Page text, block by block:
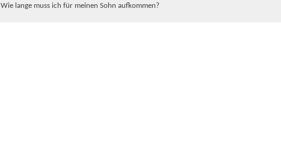
Wie lange muss ich für meinen Sohn aufkommen?